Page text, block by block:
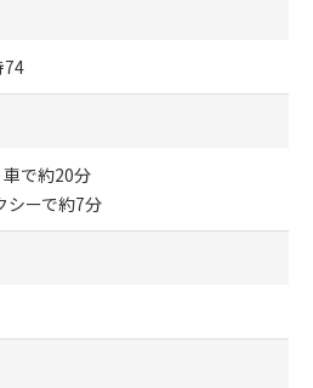
74
で約20分
シーで約7分